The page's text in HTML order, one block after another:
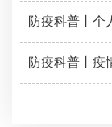
防疫科普丨
防疫科普丨疫